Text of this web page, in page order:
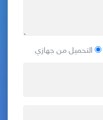
التحميل من جهازي